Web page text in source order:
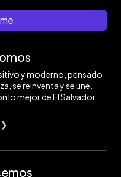
y moderno, pensado
se reinventa y se une.
lo mejor de El Salvador.